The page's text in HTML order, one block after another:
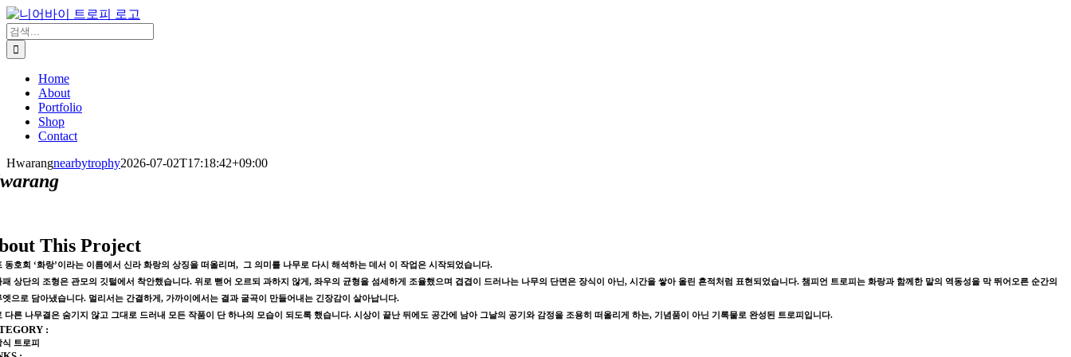
콘
텐
츠
로
검
색:
Home
About
Portfolio
Shop
Contact
Hwarangnearbytrophy2026-07-02T17:18:42+09:00
This Project
동호회 ‘화랑’이라는 이름에서 신라 화랑의 상징을 떠올리며, 그 의미를 나무로 다시 해석하는 데서 이 작업은 시작되었습니다.
패 상단의 조형은 관모의 깃털에서 착안했습니다. 위로 뻗어 오르되 과하지 않게, 좌우의 균형을 섬세하게 조율했으며 겹겹이 드러나는 나무의 단면은 장식이 아닌, 시간을 쌓아 올린 흔적처럼 표현되었습니다. 챔피언 트로피는 화랑과 함께한 말의 역동성을 막 뛰어오른 순간의
엣으로 담아냈습니다. 멀리서는 간결하게, 가까이에서는 결과 굴곡이 만들어내는 긴장감이 살아납니다.
다른 나무결은 숨기지 않고 그대로 드러내 모든 작품이 단 하나의 모습이 되도록 했습니다. 시상이 끝난 뒤에도 공간에 남아 그날의 공기와 감정을 조용히 떠올리게 하는, 기념품이 아닌 기록물로 완성된 트로피입니다.
:
식 트로피